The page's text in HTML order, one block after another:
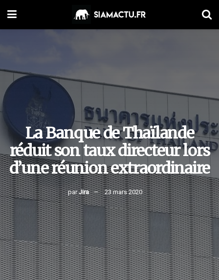
La Banque de Thaïlande
réduit son taux directeur lors
d’une réunion extraordinaire
par Jira 23 mars 2020